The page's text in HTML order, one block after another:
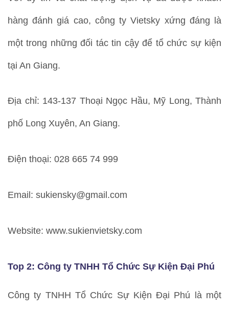
hàng đánh giá cao, công ty Vietsky xứng đáng là
một trong những đối tác tin cậy để tổ chức sự kiện
tại An Giang.
Địa chỉ: 143-137 Thoại Ngọc Hầu, Mỹ Long, Thành
phố Long Xuyên, An Giang.
Điện thoại: 028 665 74 999
Email: sukiensky@gmail.com
Website: www.sukienvietsky.com
Top 2: Công ty TNHH Tổ Chức Sự Kiện Đại Phú
Công ty TNHH Tổ Chức Sự Kiện Đại Phú là một